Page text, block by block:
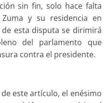
sin fin, solo hace falta
y su residencia en
esta disputa se dirimirá
del parlamento que
contra el presidente.
este artículo, el enésimo